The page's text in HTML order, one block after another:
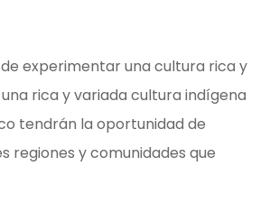
experimentar una cultura rica y
rica y variada cultura indígena
tendrán la oportunidad de
regiones y comunidades que